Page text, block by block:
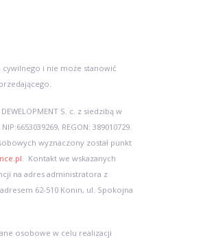
i nie może stanowić
S. c. z siedzibą w
REGON: 389010729.
wyznaczony został punkt
. Kontakt we wskazanych
na adres administratora z
62-510 Konin, ul. Spokojna
osobowe w celu realizacji